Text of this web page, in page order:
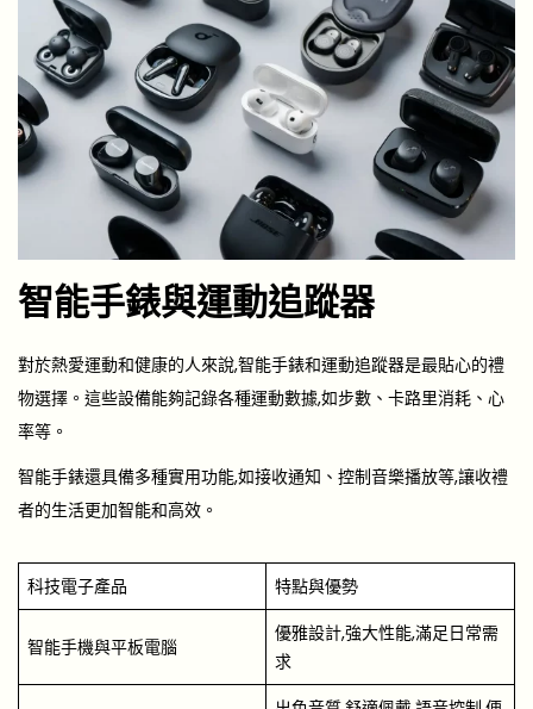
智能手錶與運動追蹤器
對於熱愛運動和健康的人來說,智能手錶和運動追蹤器是最貼心的禮
物選擇。這些設備能夠記錄各種運動數據,如步數、卡路里消耗、心
率等。
智能手錶還具備多種實用功能,如接收通知、控制音樂播放等,讓收禮
者的生活更加智能和高效。
科技電子產品 特點與優勢
智能手機與平板電腦
優雅設計,強大性能,滿足日常需
求